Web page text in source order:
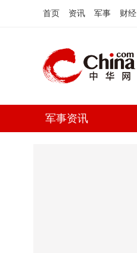
首页 资讯 军事 财经
军事资讯